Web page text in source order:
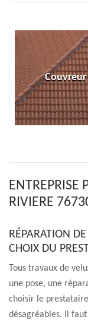
ENTREPRISE
RIVIERE
RÉPARATION
CHOIX DU
Tous travaux de
une pose, une
choisir le
désagréables. Il